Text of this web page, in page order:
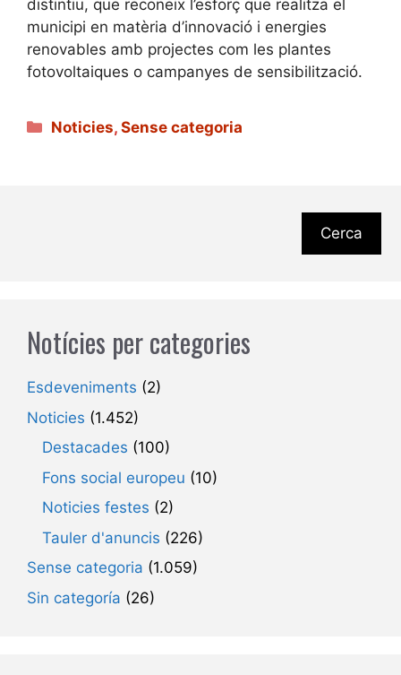
distintiu, que reconeix l’esforç que realitza el
municipi en matèria d’innovació i energies
renovables amb projectes com les plantes
fotovoltaiques o campanyes de sensibilització.
Categories
Noticies,Sense categoria
Cerca
Notícies per categories
Esdeveniments (2)
Noticies (1.452)
Destacades (100)
Fons social europeu (10)
Noticies festes (2)
Tauler d'anuncis (226)
Sense categoria (1.059)
Sin categoría (26)